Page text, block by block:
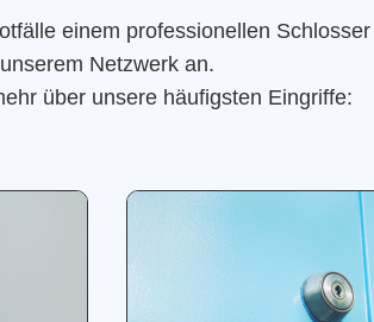
einem professionellen
unserem Netzwerk an.
über unsere häufigsten Eingriffe: